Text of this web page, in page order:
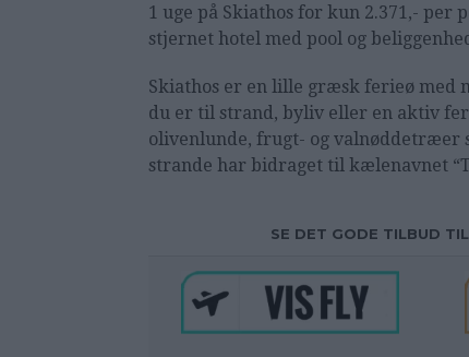
1 uge på Skiathos for kun 2.371,- per
stjernet hotel med pool og
Skiathos er en lille græsk ferieø med
du er til strand, byliv eller en aktiv
olivenlunde, frugt- og valnøddetræer
strande har bidraget til kælenavnet
SE DET GODE TILBUD